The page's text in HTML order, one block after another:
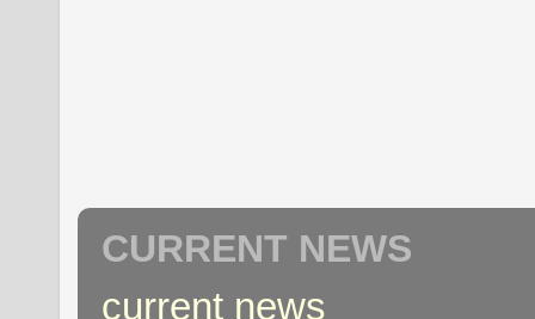
CURRENT NEWS
current news